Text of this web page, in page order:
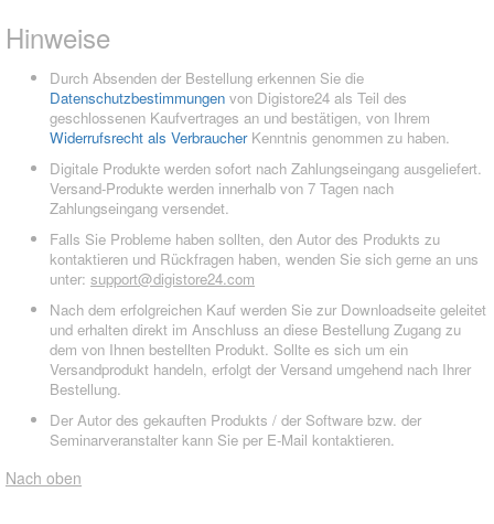
Hinweise
Durch Absenden der Bestellung erkennen Sie die
Datenschutzbestimmungen von Digistore24 als Teil des
geschlossenen Kaufvertrages an und bestätigen, von Ihrem
Widerrufsrecht als VerbraucherKenntnis genommen zu haben.
Digitale Produkte werden sofort nach Zahlungseingang ausgeliefert.
Versand-Produkte werden innerhalb von 7 Tagen nach
Zahlungseingang versendet.
Falls Sie Probleme haben sollten, den Autor des Produkts zu
kontaktieren und Rückfragen haben, wenden Sie sich gerne an uns
unter: support@digistore24.com
Nach dem erfolgreichen Kauf werden Sie zur Downloadseite geleitet
und erhalten direkt im Anschluss an diese Bestellung Zugang zu
dem von Ihnen bestellten Produkt. Sollte es sich um ein
Versandprodukt handeln, erfolgt der Versand umgehend nach Ihrer
Bestellung.
Der Autor des gekauften Produkts / der Software bzw. der
Seminarveranstalter kann Sie per E-Mail kontaktieren.
Nach oben